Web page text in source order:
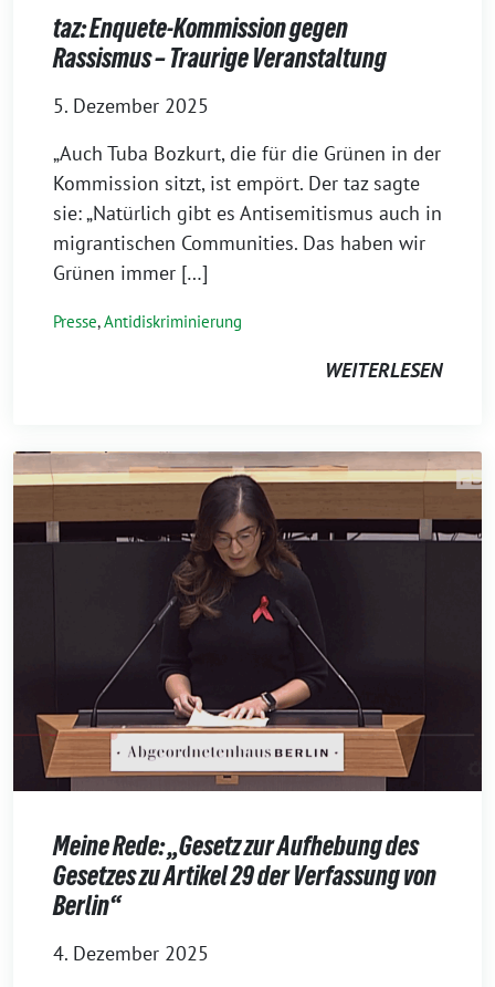
taz: Enquete-Kommission gegen
Rassismus – Traurige Veranstaltung
5. Dezember 2025
„Auch Tuba Bozkurt, die für die Grünen in der
Kommission sitzt, ist empört. Der taz sagte
sie: „Natürlich gibt es Antisemitismus auch in
migrantischen Communities. Das haben wir
Grünen immer […]
Presse,Antidiskriminierung
WEITERLESEN
Meine Rede: „Gesetz zur Aufhebung des
Gesetzes zu Artikel 29 der Verfassung von
Berlin“
4. Dezember 2025